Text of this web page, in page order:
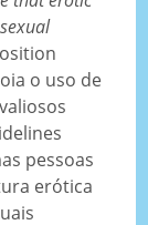
o uso de
pessoas
erótica